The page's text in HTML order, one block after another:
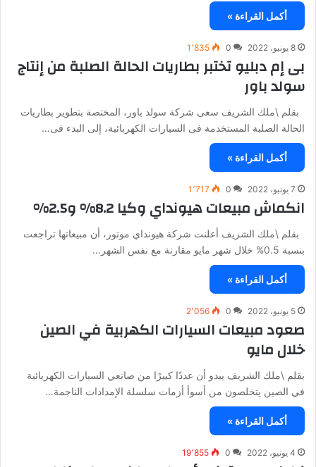
أكمل القراءة »
8 يونيو، 2022 0 1٬835
بى إم دبليو تختبر بطاريات الحالة الصلبة من إنتاج
سولد باور
بقلم \ملك الشريف سعى شركة سولد باور، المختصة بتطوير بطاريات
الحالة الصلبة المستخدمة فى السيارات الكهربائية، إلى البدء فى…
أكمل القراءة »
7 يونيو، 2022 0 1٬717
انكماش مبيعات هيونداي وكيا 8.2% و2.5%
بقلم \ملك الشريف أعلنت شركة هيونداي موتور، أن مبيعاتها تراجعت
بنسبة 0.5% خلال شهر مايو مقارنة مع نفس الشهر…
أكمل القراءة »
5 يونيو، 2022 0 2٬056
صعود مبيعات السيارات الكهربية في الصين
خلال مايو
بقلم \ملك الشريف يبدو أن عددًا كبيرًا من صانعي السيارات الكهربائية
في الصين يتخلصون من أسوأ أزمات سلسلة الإمدادات الناجمة…
أكمل القراءة »
4 يونيو، 2022 0 19٬855